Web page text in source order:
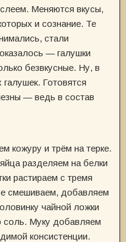
Меняются вкусы,
и сознание. Те
стали
— галушки
безвкусные. Ну, в
Готовятся
— ведь в состав
кожуру и трём на терке.
разделяем на белки
растираем с тремя
смешиваем, добавляем
чайной ложки
соль. Муку добавляем
консистенции.